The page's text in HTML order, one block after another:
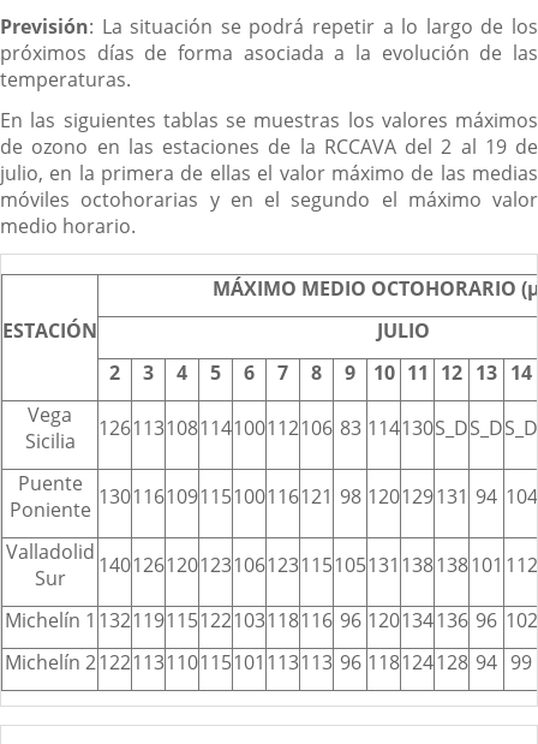
Previsión: La situación se podrá repetir a lo largo de los
próximos días de forma asociada a la evolución de las
temperaturas.
En las siguientes tablas se muestras los valores máximos
de ozono en las estaciones de la RCCAVA del 2 al 19 de
julio, en la primera de ellas el valor máximo de las medias
móviles octohorarias y en el segundo el máximo valor
medio horario.
ESTACIÓN
MÁXIMO MEDIO OCTOHORARIO
JULIO
2
3 4 5 6 7 8 9 10 11 12 13 14
Vega
Sicilia
126113108114100112106 83 114130S_DS_DS_D
Puente
Poniente 130116109115100116121 98 120129131 94 104
Valladolid
Sur
140126120123106123115105131 138138101 112
Michelín 1 132119115122103118116 96 120134136 96 102
Michelín 2122113110115101 113113 96 118124128 94 99